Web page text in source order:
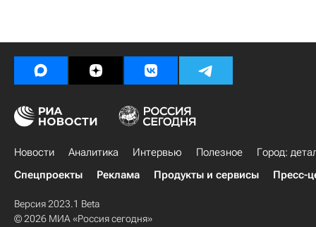
Новости Аналитика Интервью Полезное
Город:
Спецпроекты
Реклама Продукты и сервисы Пресс-
Версия 2023.1 Beta
© 2026 МИА «Россия сегодня»